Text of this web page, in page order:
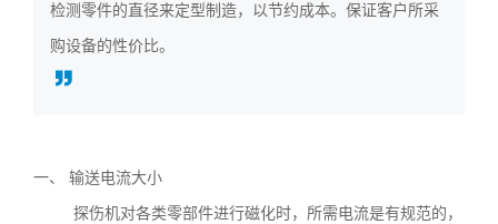
检测零件的直径来定型制造，以节约成本。保证客户所采
购设备的性价比。
一、 输送电流大小
探伤机对各类零部件进行磁化时，所需电流是有规范的，